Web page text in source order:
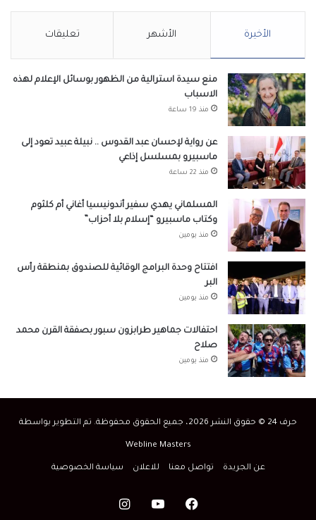
الأخيرة الأشهر تعليقات
منع سيدة استرالية من الظهور بوسائل الإعلام لهذه
الاسباب
منذ 19 ساعة
عن رواية لإحسان عبد القدوس .. نبيلة عبيد تعود إلى
ماسبيرو بمسلسل إذاعي
منذ 22 ساعة
المسلماني يهدي سفير أندونيسيا أغاني أم كلثوم
وكتاب ماسبيرو “إسلام بلا أحزاب”
منذ يومين
افتتاح وحدة البرامج الوقائية للصندوق بمنطقة رأس
البر
منذ يومين
احتفالات جماهير طرابزون سبور بصفقة القرن محمد
صلاح
منذ يومين
حرف 24 © حقوق النشر 2026، جميع الحقوق محفوظة. تم التطوير بواسطة
Webline Masters
عن الجريدة تواصل معنا للاعلان سياسة الخصوصية
فيسبوك‫YouTubeانستقرام